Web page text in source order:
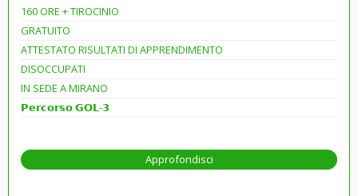
160 ORE + TIROCINIO
GRATUITO
ATTESTATO RISULTATI DI APPRENDIMENTO
DISOCCUPATI
IN SEDE A MIRANO
𝗣𝗲𝗿𝗰𝗼𝗿𝘀𝗼 𝗚𝗢𝗟-𝟯
Approfondisci